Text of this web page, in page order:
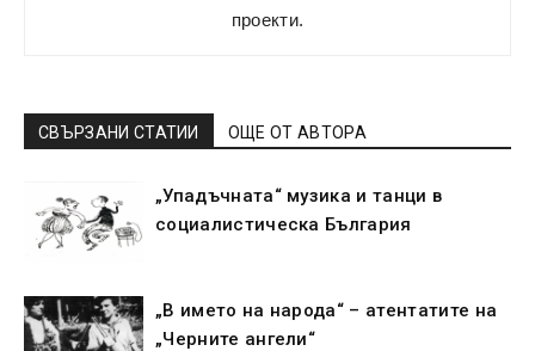
проекти.
СВЪРЗАНИ СТАТИИ ОЩЕ ОТ АВТОРА
„Упадъчната“ музика и танци в
социалистическа България
„В името на народа“ – атентатите на
„Черните ангели“